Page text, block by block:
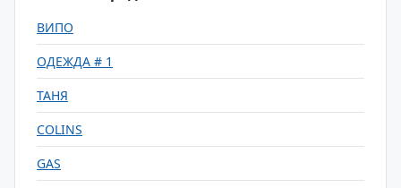
ВИПО
ОДЕЖДА # 1
ТАНЯ
COLINS
GAS